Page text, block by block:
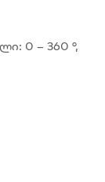
0 – 360 °,